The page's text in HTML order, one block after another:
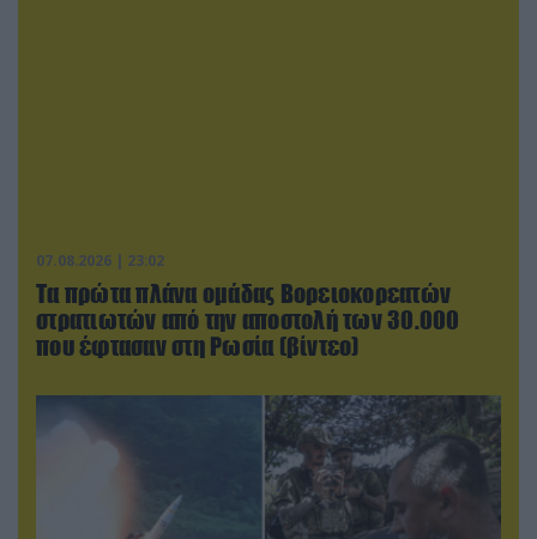
07.08.2026 | 23:02
Τα πρώτα πλάνα ομάδας Βορειοκορεατών
στρατιωτών από την αποστολή των 30.000
που έφτασαν στη Ρωσία (βίντεο)